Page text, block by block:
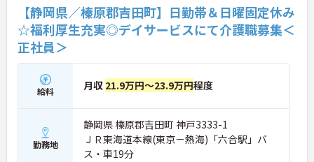
【静岡県／榛原郡吉田町】日勤帯＆日曜固定休み
☆福利厚生充実◎デイサービスにて介護職募集＜
正社員＞
給料 月収 21.9万円～23.9万円程度
勤務地
静岡県 榛原郡吉田町 神戸3333-1
ＪＲ東海道本線(東京－熱海)「六合駅」バ
ス・車19分